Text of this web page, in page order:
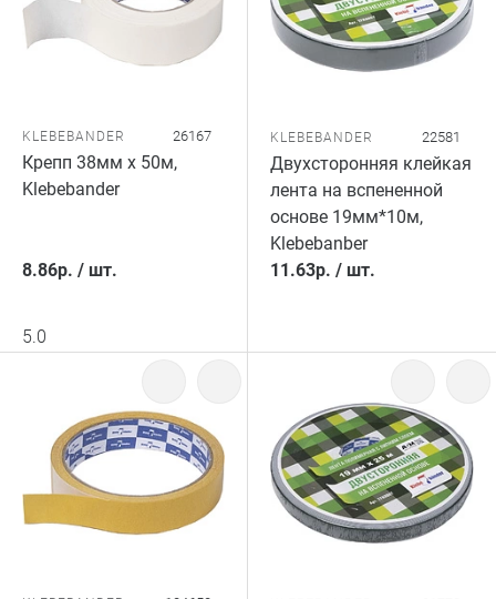
KLEBEBANDER 26167
Крепп 38мм х 50м,
Klebebander
8.86р. / шт.
5.0
KLEBEBANDER 22581
Двухсторонняя клейкая
лента на вспененной
основе 19мм*10м,
Klebebanber
11.63р. / шт.